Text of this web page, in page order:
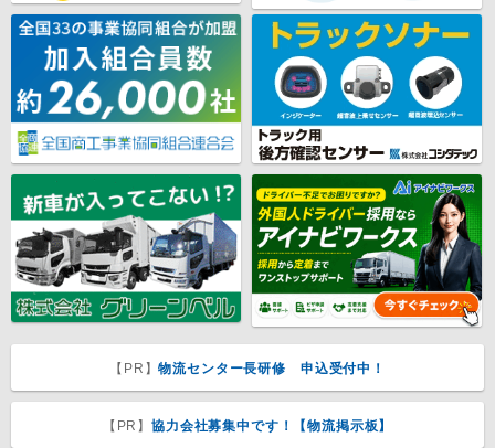
【PR】物流センター長研修 申込受付中！
【PR】協力会社募集中です！【物流掲示板】